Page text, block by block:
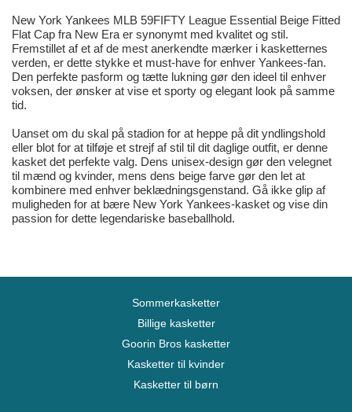
New York Yankees MLB 59FIFTY League Essential Beige Fitted
Flat Cap fra New Era er synonymt med kvalitet og stil.
Fremstillet af et af de mest anerkendte mærker i kasketternes
verden, er dette stykke et must-have for enhver Yankees-fan.
Den perfekte pasform og tætte lukning gør den ideel til enhver
voksen, der ønsker at vise et sporty og elegant look på samme
tid.
Uanset om du skal på stadion for at heppe på dit yndlingshold
eller blot for at tilføje et strejf af stil til dit daglige outfit, er denne
kasket det perfekte valg. Dens unisex-design gør den velegnet
til mænd og kvinder, mens dens beige farve gør den let at
kombinere med enhver beklædningsgenstand. Gå ikke glip af
muligheden for at bære New York Yankees-kasket og vise din
passion for dette legendariske baseballhold.
Sommerkasketter
Billige kasketter
Goorin Bros kasketter
Kasketter til kvinder
Kasketter til børn